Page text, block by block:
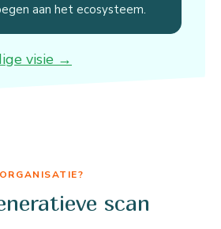
aan het ecosysteem.
visie →
scan